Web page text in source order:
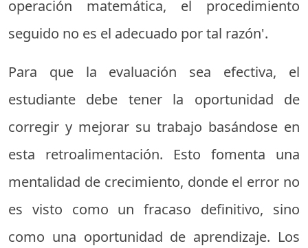
operación matemática, el procedimiento
seguido no es el adecuado por tal razón'.
Para que la evaluación sea efectiva, el
estudiante debe tener la oportunidad de
corregir y mejorar su trabajo basándose en
esta retroalimentación. Esto fomenta una
mentalidad de crecimiento, donde el error no
es visto como un fracaso definitivo, sino
como una oportunidad de aprendizaje. Los